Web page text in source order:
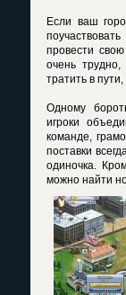
Если ваш
провести
очень
тратить в
Одному
игроки
команде,
поставки
одиночка.
можно найти